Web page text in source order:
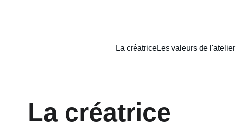
La créatriceLes valeurs de l'atelier
La créatrice